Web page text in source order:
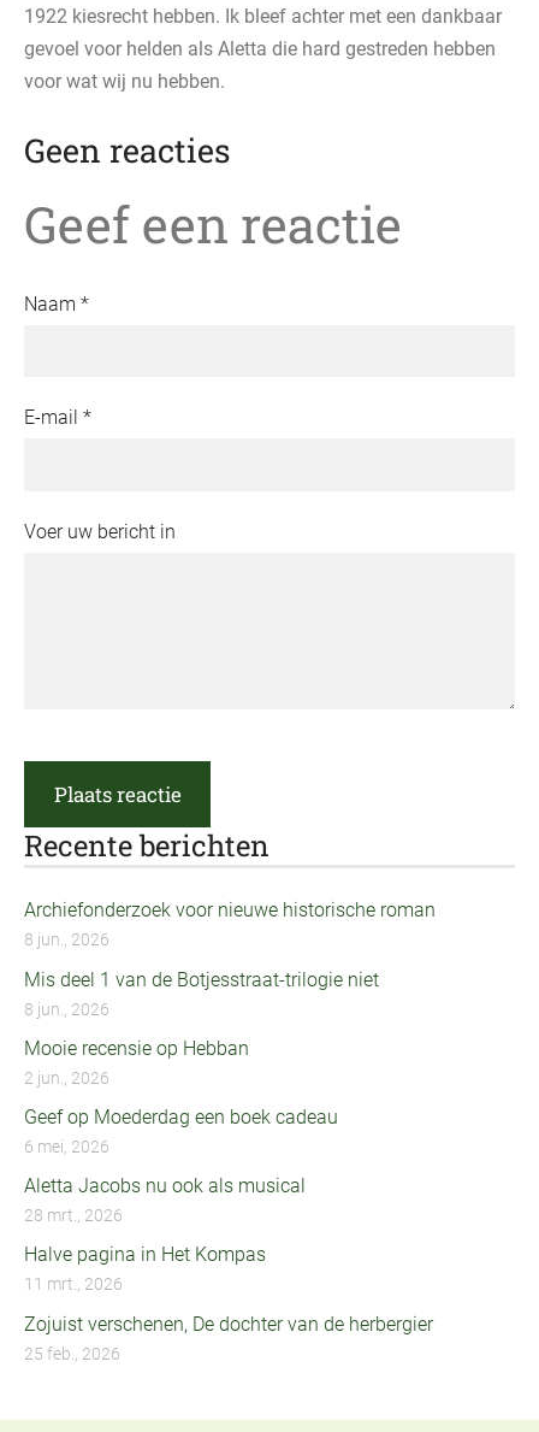
Recente berichten
Archiefonderzoek voor nieuwe historische roman
8 jun., 2026
Mis deel 1 van de Botjesstraat-trilogie niet
8 jun., 2026
Mooie recensie op Hebban
2 jun., 2026
Geef op Moederdag een boek cadeau
6 mei, 2026
Aletta Jacobs nu ook als musical
28 mrt., 2026
Halve pagina in Het Kompas
11 mrt., 2026
Zojuist verschenen, De dochter van de herbergier
25 feb., 2026
1922 kiesrecht hebben. Ik bleef achter met een dankbaar
gevoel voor helden als Aletta die hard gestreden hebben
voor wat wij nu hebben.
Geen reacties
Geef een reactie
Naam *
E-mail *
Voer uw bericht in